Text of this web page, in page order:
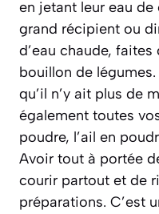
en jetant leur eau de
grand récipient ou
d’eau chaude,
bouillon de
qu’il n’y ait plus de
également toutes
poudre, l’ail en
Avoir tout à portée
courir partout et de
préparations. C’est